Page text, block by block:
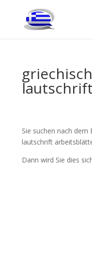
Sie suchen nach dem
lautschrift
Dann wird Sie dies